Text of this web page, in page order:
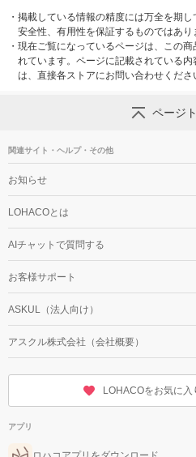
・ 掲載している情報の精度には万全を期し
安全性、有用性を保証するものではあり
・ 現在ご覧になっているページは、この
れています。ページに記載されている
は、直接各ストアにお問い合わせくださ
ページ
関連サイト・ヘルプ・その他
お知らせ
LOHACOとは
AIチャットで質問する
お客様サポート
ASKUL（法人向け）
アスクル株式会社（会社概要）
LOHACOをお気に
アプリ